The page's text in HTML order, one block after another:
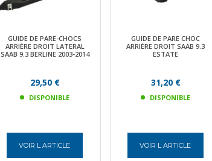
GUIDE DE PARE-CHOCS
ARRIÈRE DROIT LATERAL
SAAB 9.3 BERLINE 2003-2014
29,50 €
DISPONIBLE
VOIR L ARTICLE
GUIDE DE PARE CHOC
ARRIÈRE DROIT SAAB 9.3
ESTATE
31,20 €
DISPONIBLE
VOIR L ARTICLE